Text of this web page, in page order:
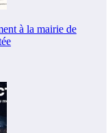
à la mairie de